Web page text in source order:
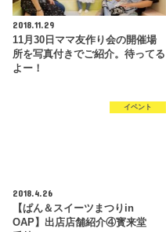
2018.11.29
11月30日ママ友作り会の開催場
所を写真付きでご紹介。待ってる
よー！
イベント
2018.4.26
【ぱん＆スイーツまつりin
OAP】出店店舗紹介④寳来堂